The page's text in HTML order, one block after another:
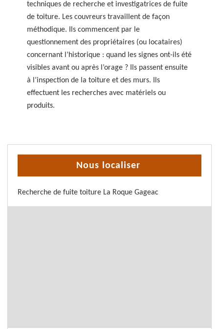
techniques de recherche et investigatrices de fuite
de toiture. Les couvreurs travaillent de façon
méthodique. Ils commencent par le
questionnement des propriétaires (ou locataires)
concernant l’historique : quand les signes ont-ils été
visibles avant ou après l’orage ? Ils passent ensuite
à l’inspection de la toiture et des murs. Ils
effectuent les recherches avec matériels ou
produits.
Nous localiser
Recherche de fuite toiture La Roque Gageac